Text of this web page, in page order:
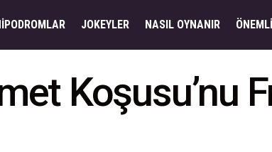
JOKEYLER NASIL OYNANIR
Koşusu’nu